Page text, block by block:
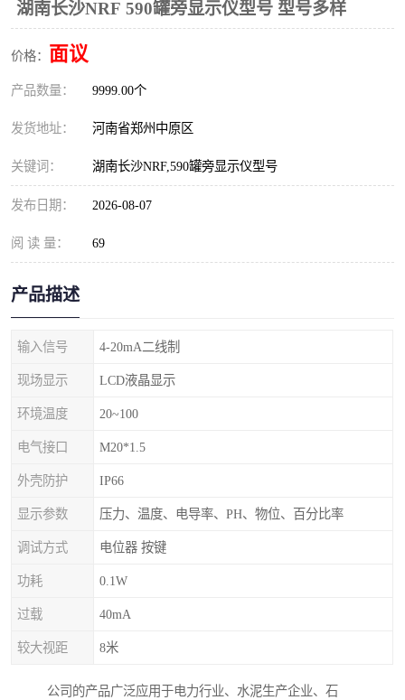
湖南长沙NRF 590罐旁显示仪型号 型号多样
价格： 面议
产品数量： 9999.00个
发货地址： 河南省郑州中原区
关键词： 湖南长沙NRF,590罐旁显示仪型号
发布日期： 2026-08-07
阅 读 量： 69
产品描述
输入信号 4-20mA二线制
现场显示 LCD液晶显示
环境温度 20~100
电气接口 M20*1.5
外壳防护 IP66
显示参数 压力、温度、电导率、PH、物位、百分比率
调试方式 电位器 按键
功耗 0.1W
过载 40mA
较大视距 8米
公司的产品广泛应用于电力行业、水泥生产企业、石